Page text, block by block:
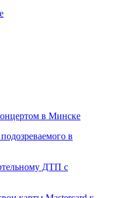
в Минске
в
ДТП с